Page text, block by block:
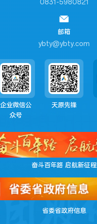
0831-5980821
邮箱
ybty@ybty.com
企业微信公
众号
天原先锋
奋斗百年路 启航新征程
省委省政府信息